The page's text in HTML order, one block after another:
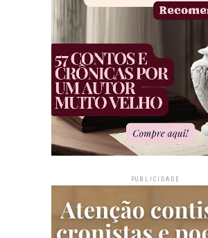
PUBLICIDADE